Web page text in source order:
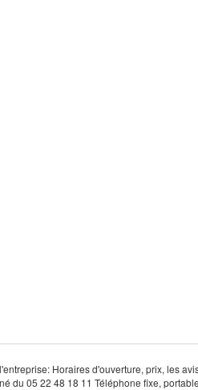
Horaires d'ouverture, prix, les
du 05 22 48 18 11 Téléphone fixe,